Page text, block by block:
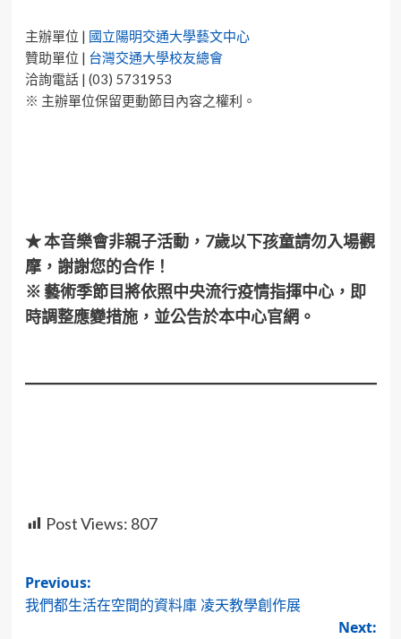
主辦單位 | 國立陽明交通大學藝文中心
贊助單位 | 台灣交通大學校友總會
洽詢電話 | (03) 5731953
※ 主辦單位保留更動節目內容之權利。
★ 本音樂會非親子活動，7歲以下孩童請勿入場觀
摩，謝謝您的合作！
※ 藝術季節目將依照中央流行疫情指揮中心，即
時調整應變措施，並公告於本中心官網。
Post Views: 807
Post
navigation
Previous:
我們都生活在空間的資料庫 凌天教學創作展
Next: